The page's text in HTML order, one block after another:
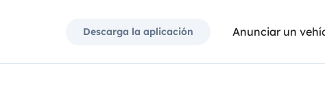
Descarga la aplicación Anunciar un